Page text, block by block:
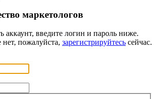
маркетологов
аккаунт, введите логин и пароль ниже.
пожалуйста, зарегистрируйтесь сейчас.